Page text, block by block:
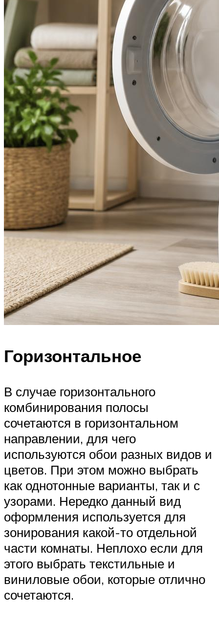
Горизонтальное
В случае горизонтального
комбинирования полосы
сочетаются в горизонтальном
направлении, для чего
используются обои разных видов и
цветов. При этом можно выбрать
как однотонные варианты, так и с
узорами. Нередко данный вид
оформления используется для
зонирования какой-то отдельной
части комнаты. Неплохо если для
этого выбрать текстильные и
виниловые обои, которые отлично
сочетаются.